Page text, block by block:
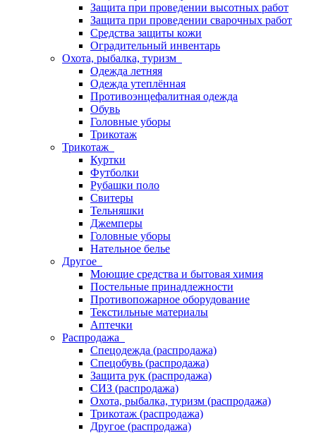
Защита при проведении высотных работ
Защита при проведении сварочных работ
Средства защиты кожи
Оградительный инвентарь
Охота, рыбалка, туризм
Одежда летняя
Одежда утеплённая
Противоэнцефалитная одежда
Обувь
Головные уборы
Трикотаж
Трикотаж
Куртки
Футболки
Рубашки поло
Свитеры
Тельняшки
Джемперы
Головные уборы
Нательное белье
Другое
Моющие средства и бытовая химия
Постельные принадлежности
Противопожарное оборудование
Текстильные материалы
Аптечки
Распродажа
Спецодежда (распродажа)
Спецобувь (распродажа)
Защита рук (распродажа)
СИЗ (распродажа)
Охота, рыбалка, туризм (распродажа)
Трикотаж (распродажа)
Другое (распродажа)